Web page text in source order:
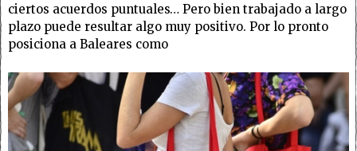
ciertos acuerdos puntuales… Pero bien trabajado a largo
plazo puede resultar algo muy positivo. Por lo pronto
posiciona a Baleares como